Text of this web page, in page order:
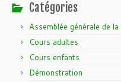
Catégories
Assemblée générale de
Cours adultes
Cours enfants
Démonstration